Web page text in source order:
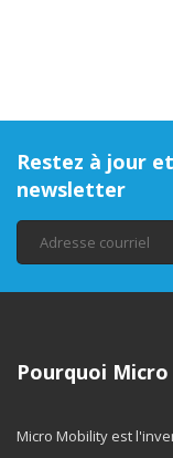
Restez à jour
newsletter
Pourquoi Micro
Micro Mobility est